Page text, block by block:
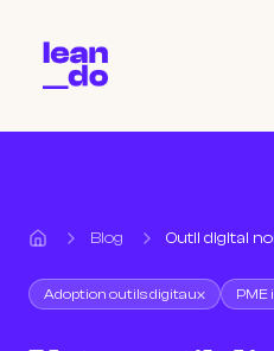
Accueil
Blog Outil digital
Adoption outils digitaux PME